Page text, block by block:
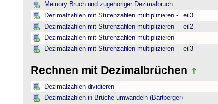
Memory Bruch und zugehöriger Dezimalbruch
Dezimalzahlen mit Stufenzahlen multiplizieren - Teil3
Dezimalzahlen mit Stufenzahlen multiplizieren - Teil2
Dezimalzahlen mit Stufenzahlen multiplizieren
Dezimalzahlen mit Stufenzahlen multiplizieren - Teil3
Rechnen mit Dezimalbrüchen
Dezimalzahlen dividieren
Dezimalzahlen in Brüche umwandeln (Bartberger)